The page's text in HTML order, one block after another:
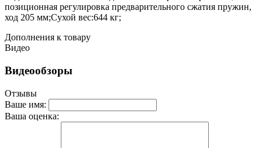
позиционная регулировка предварительного сжатия пружин,
ход 205 мм;Сухой вес:644 кг;
Дополнения к товару
Видео
Видеообзоры
Отзывы
Ваше имя:
Ваша оценка: